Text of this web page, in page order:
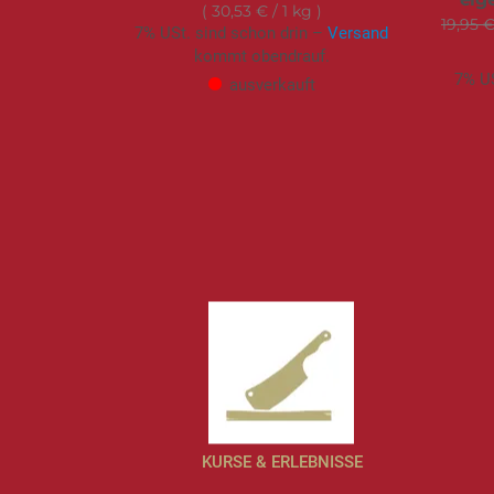
30,53 €/ 1 kg
7% USt. sind schon drin – Versand
kommt obendrauf.
ausverkauft
19,95 €
7%
KURSE & ERLEBNISSE